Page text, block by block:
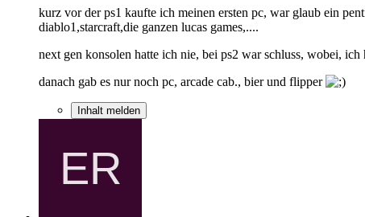
kurz vor der ps1 kaufte ich meinen ersten pc, war glaub ein
diablo1,starcraft,die ganzen lucas games,....
next gen konsolen hatte ich nie, bei ps2 war schluss, wobei, ich
danach gab es nur noch pc, arcade cab., bier und flipper
Inhalt melden